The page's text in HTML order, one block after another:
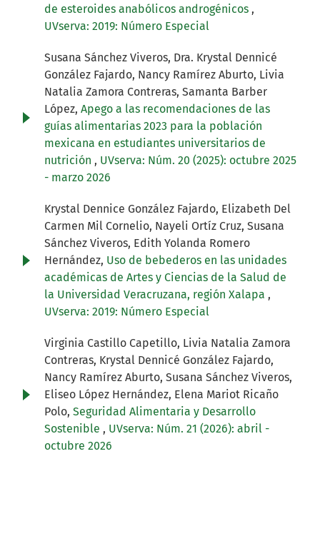
de esteroides anabólicos androgénicos ,
UVserva: 2019: Número Especial
Susana Sánchez Viveros, Dra. Krystal Dennicé
González Fajardo, Nancy Ramírez Aburto, Livia
Natalia Zamora Contreras, Samanta Barber
López, Apego a las recomendaciones de las
guías alimentarias 2023 para la población
mexicana en estudiantes universitarios de
nutrición , UVserva: Núm. 20 (2025): octubre 2025
- marzo 2026
Krystal Dennice González Fajardo, Elizabeth Del
Carmen Mil Cornelio, Nayeli Ortíz Cruz, Susana
Sánchez Viveros, Edith Yolanda Romero
Hernández, Uso de bebederos en las unidades
académicas de Artes y Ciencias de la Salud de
la Universidad Veracruzana, región Xalapa ,
UVserva: 2019: Número Especial
Virginia Castillo Capetillo, Livia Natalia Zamora
Contreras, Krystal Dennicé González Fajardo,
Nancy Ramírez Aburto, Susana Sánchez Viveros,
Eliseo López Hernández, Elena Mariot Ricaño
Polo, Seguridad Alimentaria y Desarrollo
Sostenible , UVserva: Núm. 21 (2026): abril -
octubre 2026